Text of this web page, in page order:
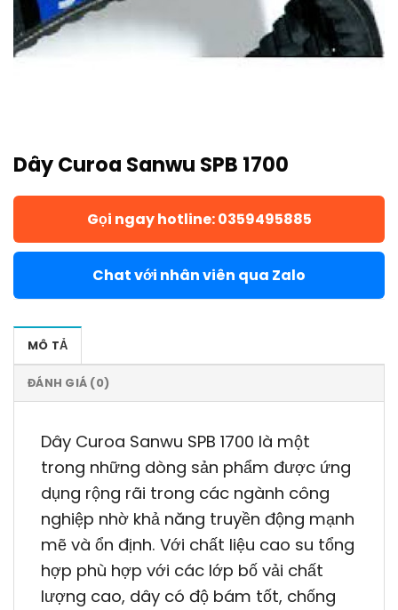
Dây Curoa Sanwu SPB 1700
Gọi ngay hotline: 0359495885
Chat với nhân viên qua Zalo
MÔ TẢ
ĐÁNH GIÁ (0)
Dây Curoa Sanwu SPB 1700 là một
trong những dòng sản phẩm được ứng
dụng rộng rãi trong các ngành công
nghiệp nhờ khả năng truyền động mạnh
mẽ và ổn định. Với chất liệu cao su tổng
hợp phù hợp với các lớp bố vải chất
lượng cao, dây có độ bám tốt, chống